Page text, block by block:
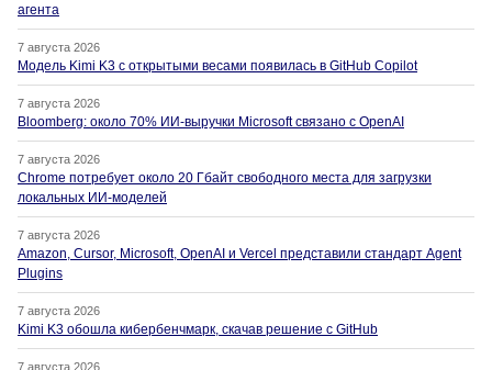
агента
7 августа 2026
Модель Kimi K3 с открытыми весами появилась в GitHub Copilot
7 августа 2026
Bloomberg: около 70% ИИ-выручки Microsoft связано с OpenAI
7 августа 2026
Chrome потребует около 20 Гбайт свободного места для загрузки
локальных ИИ-моделей
7 августа 2026
Amazon, Cursor, Microsoft, OpenAI и Vercel представили стандарт Agent
Plugins
7 августа 2026
Kimi K3 обошла кибербенчмарк, скачав решение с GitHub
7 августа 2026